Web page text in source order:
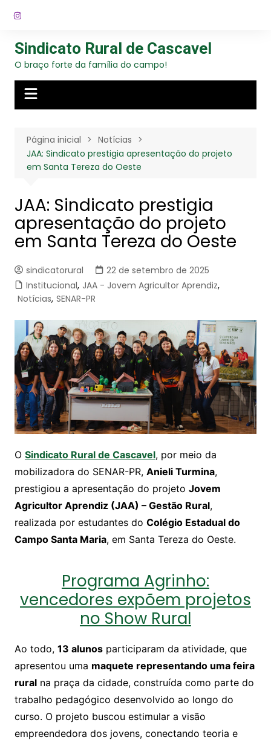
para
conteúdo
Sindicato Rural de Cascavel
O braço forte da família do campo!
Página inicial
Notícias
JAA: Sindicato prestigia apresentação do projeto
em Santa Tereza do Oeste
JAA: Sindicato prestigia
apresentação do projeto
em Santa Tereza do Oeste
sindicatorural
22 de setembro de 2025
Institucional, JAA - Jovem Agricultor Aprendiz,
Notícias, SENAR-PR
O Sindicato Rural de Cascavel, por meio da
mobilizadora do SENAR-PR, Anieli Turmina,
prestigiou a apresentação do projeto Jovem
Agricultor Aprendiz (JAA) – Gestão Rural,
realizada por estudantes do Colégio Estadual do
Campo Santa Maria, em Santa Tereza do Oeste.
Programa Agrinho:
vencedores expõem projetos
no Show Rural
Ao todo, 13 alunosparticiparam da atividade, que
apresentou uma maquete representando uma feira
ruralna praça da cidade, construída como parte do
trabalho pedagógico desenvolvido ao longo do
curso. O projeto buscou estimular a visão
empreendedora dos jovens, conectando teoria e